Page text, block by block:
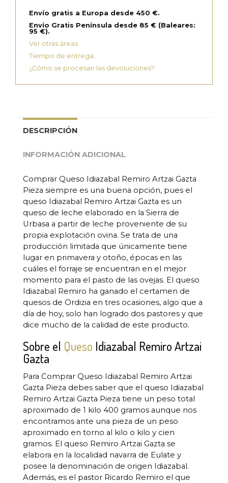
Envío gratis a Europa desde 450 €.
Envío Gratis Península desde 85 € (Baleares:
95 €).
Ver otras áreas.
Tiempo de entrega.
¿Cómo se procesan las devoluciones?
DESCRIPCIÓN
INFORMACIÓN ADICIONAL
Comprar Queso Idiazabal Remiro Artzai Gazta
Pieza siempre es una buena opción, pues el
queso Idiazabal Remiro Artzai Gazta es un
queso de leche elaborado en la Sierra de
Urbasa a partir de leche proveniente de su
propia explotación ovina. Se trata de una
producción limitada que únicamente tiene
lugar en primavera y otoño, épocas en las
cuáles el forraje se encuentran en el mejor
momento para el pasto de las ovejas. El queso
Idiazabal Remiro ha ganado el certamen de
quesos de Ordizia en tres ocasiones, algo que a
día de hoy, solo han logrado dos pastores y que
dice mucho de la calidad de este producto.
Sobre el Queso Idiazabal Remiro Artzai
Gazta
Para Comprar Queso Idiazabal Remiro Artzai
Gazta Pieza debes saber que el queso Idiazabal
Remiro Artzai Gazta Pieza tiene un peso total
aproximado de 1 kilo 400 gramos aunque nos
encontramos ante una pieza de un peso
aproximado en torno al kilo o kilo y cien
gramos. El queso Remiro Artzai Gazta se
elabora en la localidad navarra de Eulate y
posee la denominación de origen Idiazabal.
Además, es el pastor Ricardo Remiro el que